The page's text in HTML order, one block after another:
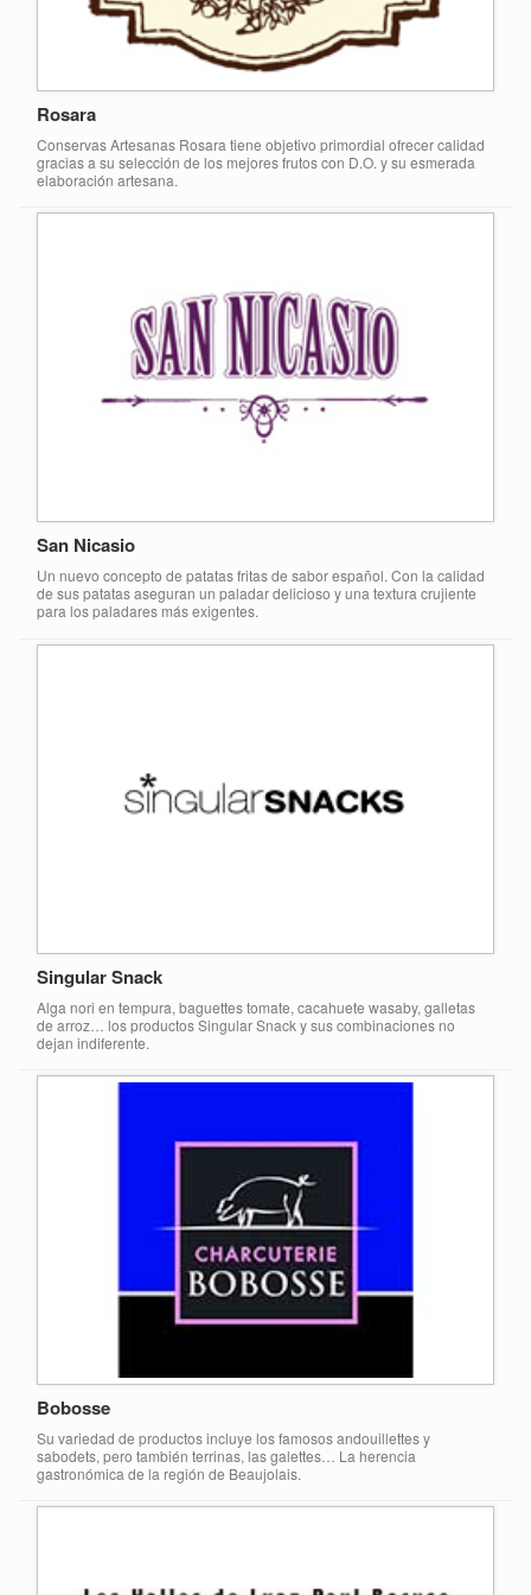
Rosara
Conservas Artesanas Rosara tiene objetivo primordial ofrecer calidad
gracias a su selección de los mejores frutos con D.O. y su esmerada
elaboración artesana.
San Nicasio
Un nuevo concepto de patatas fritas de sabor español. Con la calidad
de sus patatas aseguran un paladar delicioso y una textura crujiente
para los paladares más exigentes.
Singular Snack
Alga nori en tempura, baguettes tomate, cacahuete wasaby, galletas
de arroz… los productos Singular Snack y sus combinaciones no
dejan indiferente.
Bobosse
Su variedad de productos incluye los famosos andouillettes y
sabodets, pero también terrinas, las galettes… La herencia
gastronómica de la región de Beaujolais.